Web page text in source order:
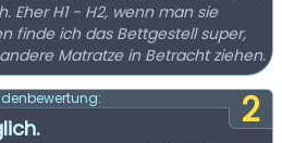
Eher H1 - H2, wenn man sie
finde ich das Bettgestell super,
Matratze in Betracht ziehen.
2